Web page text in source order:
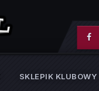
SKLEPIK KLUBOWY